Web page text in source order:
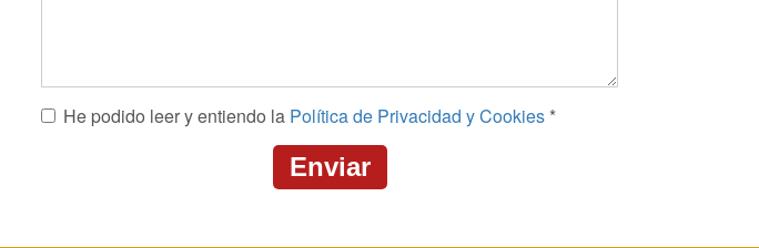
*
He podido leer y entiendo la Política de Privacidad y Cookies *
Enviar